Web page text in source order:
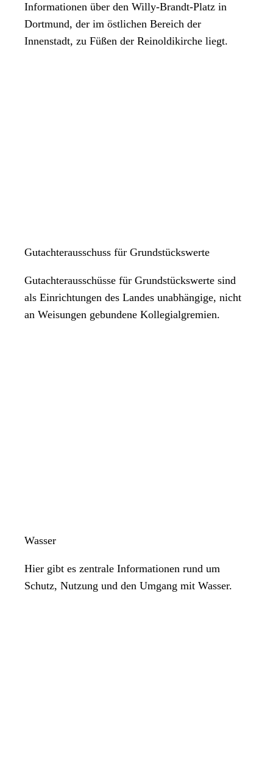
Informationen über den Willy-Brandt-Platz in
Dortmund, der im östlichen Bereich der
Innenstadt, zu Füßen der Reinoldikirche liegt.
Gutachterausschuss für Grundstückswerte
Gutachterausschüsse für Grundstückswerte sind
als Einrichtungen des Landes unabhängige, nicht
an Weisungen gebundene Kollegialgremien.
Wasser
Hier gibt es zentrale Informationen rund um
Schutz, Nutzung und den Umgang mit Wasser.